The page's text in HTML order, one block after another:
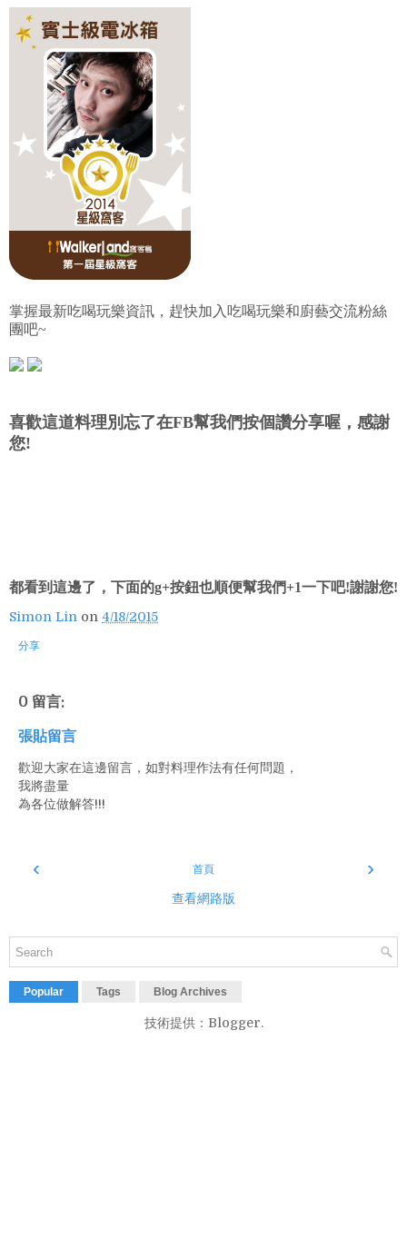
掌握最新吃喝玩樂資訊，趕快加入吃喝玩樂和廚藝交流粉絲
團吧~
喜歡這道料理別忘了在FB幫我們按個讚分享喔，感謝
您!
都看到這邊了，下面的g+按鈕也順便幫我們+1一下吧!謝謝您!
Simon Lin on 4/18/2015
分享
0 留言:
張貼留言
歡迎大家在這邊留言，如對料理作法有任何問題，
我將盡量
為各位做解答!!!
‹ ›
首頁
查看網路版
Popular Tags Blog Archives
技術提供： Blogger.